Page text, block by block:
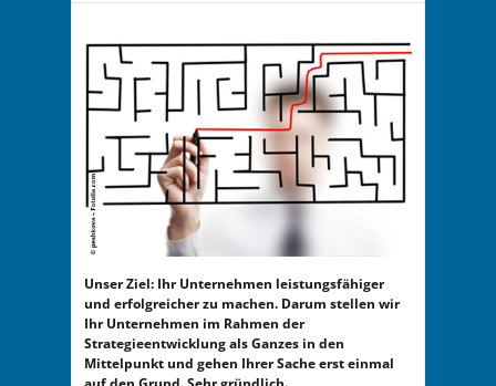
Unser Ziel: Ihr Unternehmen leistungsfähiger
und erfolgreicher zu machen. Darum stellen wir
Ihr Unternehmen im Rahmen der
Strategieentwicklung als Ganzes in den
Mittelpunkt und gehen Ihrer Sache erst einmal